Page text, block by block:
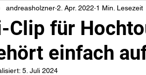
Clip für
einfach
andreasholzner 2. Apr. 2022 1 Min. Lesezeit
5. Juli 2024